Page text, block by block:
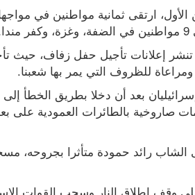
للظروف التي يمر بها شعبنا.